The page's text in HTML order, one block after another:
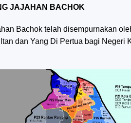
JAJAHAN BACHOK
Bachok telah disempurnakan
dan Yang Di Pertua bagi